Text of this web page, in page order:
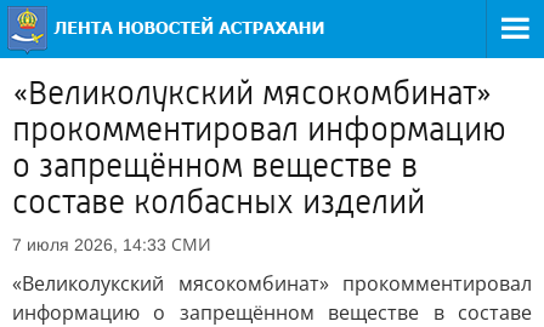
«Великолукский мясокомбинат»
прокомментировал информацию
о запрещённом веществе в
составе колбасных изделий
7 июля 2026, 14:33 СМИ
«Великолукский мясокомбинат» прокомментировал
информацию о запрещённом веществе в составе